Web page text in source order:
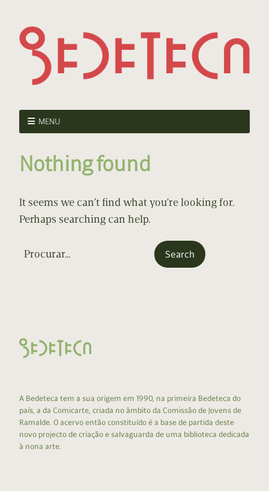
MENU
Nothing found
It seems we can’t find what you’re looking for.
Perhaps searching can help.
A Bedeteca tem a sua origem em 1990, na primeira Bedeteca do
país, a da Comicarte, criada no âmbito da Comissão de Jovens de
Ramalde. O acervo então constituído é a base de partida deste
novo projecto de criação e salvaguarda de uma biblioteca dedicada
à nona arte.